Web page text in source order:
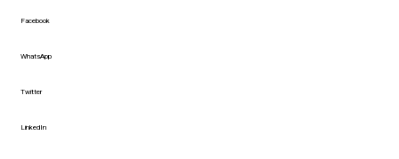
Facebook
WhatsApp
Twitter
LinkedIn